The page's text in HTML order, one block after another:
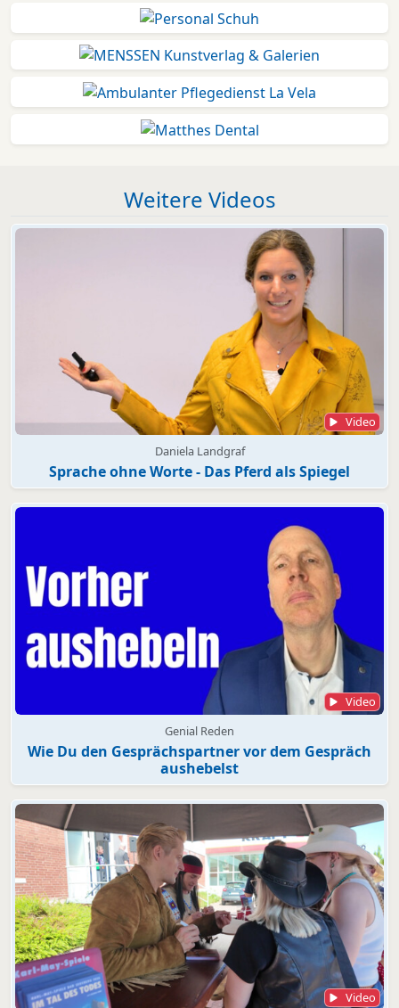
Weitere Videos
Video
Daniela Landgraf
Sprache ohne Worte - Das Pferd als Spiegel
Video
Genial Reden
Wie Du den Gesprächspartner vor dem Gespräch
aushebelst
Video